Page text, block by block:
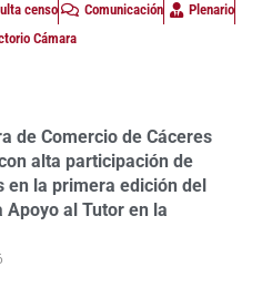
censo Comunicación
Plenario
Cámara
de Comercio de Cáceres
alta participación de
en la primera edición del
Apoyo al Tutor en la